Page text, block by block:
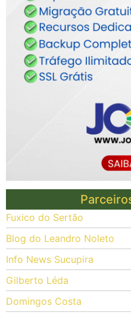
Fuxico do Sertão
Blog do Leandro Noleto
Info News Sucupira
Gilberto Léda
Domingos Costa